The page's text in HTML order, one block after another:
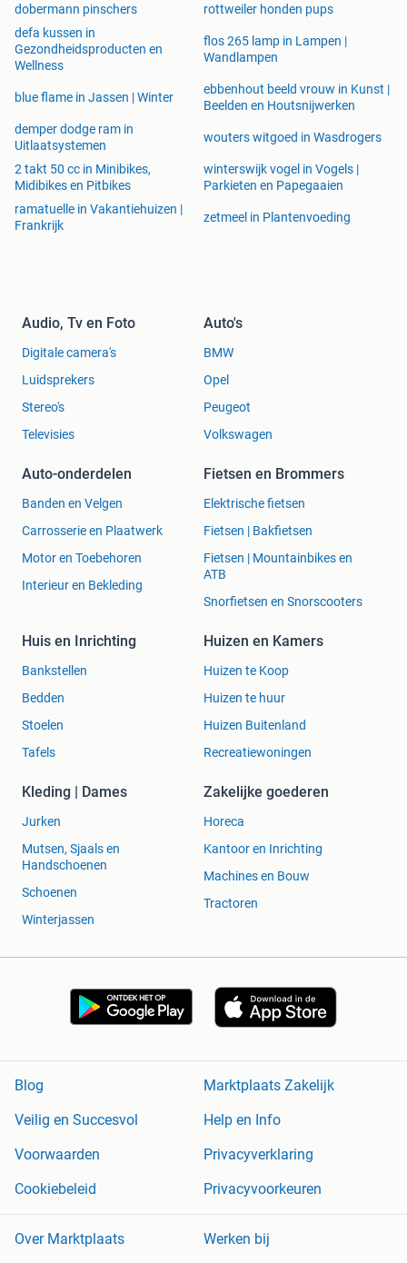
dobermann pinschers
rottweiler honden pups
defa kussen in
Gezondheidsproducten en
Wellness
flos 265 lamp in Lampen |
Wandlampen
blue flame in Jassen | Winter
ebbenhout beeld vrouw in Kunst |
Beelden en Houtsnijwerken
demper dodge ram in
Uitlaatsystemen
wouters witgoed in Wasdrogers
2 takt 50 cc in Minibikes,
Midibikes en Pitbikes
winterswijk vogel in Vogels |
Parkieten en Papegaaien
ramatuelle in Vakantiehuizen |
Frankrijk
zetmeel in Plantenvoeding
Audio, Tv en Foto
Digitale camera's
Luidsprekers
Stereo's
Televisies
Auto's
BMW
Opel
Peugeot
Volkswagen
Auto-onderdelen
Banden en Velgen
Carrosserie en Plaatwerk
Motor en Toebehoren
Interieur en Bekleding
Fietsen en Brommers
Elektrische fietsen
Fietsen | Bakfietsen
Fietsen | Mountainbikes en
ATB
Snorfietsen en Snorscooters
Huis en Inrichting
Bankstellen
Bedden
Stoelen
Tafels
Huizen en Kamers
Huizen te Koop
Huizen te huur
Huizen Buitenland
Recreatiewoningen
Kleding | Dames
Jurken
Mutsen, Sjaals en
Handschoenen
Schoenen
Winterjassen
Zakelijke goederen
Horeca
Kantoor en Inrichting
Machines en Bouw
Tractoren
Blog
Marktplaats Zakelijk
Veilig en Succesvol
Help en Info
Voorwaarden
Privacyverklaring
Cookiebeleid
Privacyvoorkeuren
Over Marktplaats Werken bij